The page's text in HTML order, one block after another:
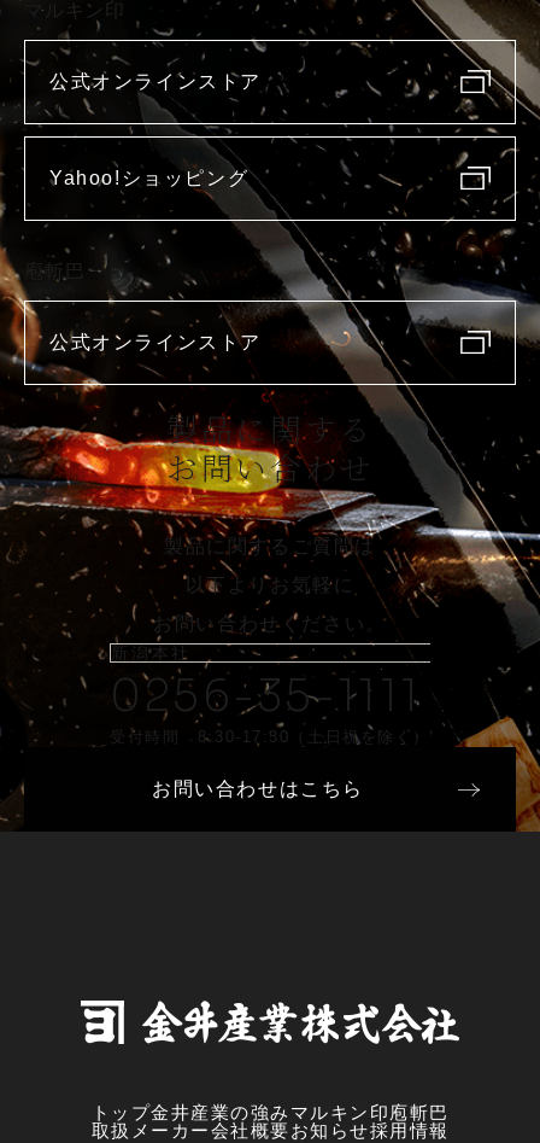
マルキン印
公式オンラインストア
Yahoo!ショッピング
庖斬巴
公式オンラインストア
製品に関する
お問い合わせ
製品に関するご質問は
以下よりお気軽に
お問い合わせください。
新潟本社
0256-35-1111
受付時間 8:30-17:30（土日祝を除く）
お問い合わせはこちら
トップ金井産業の強み マルキン印 庖斬巴
取扱メーカー会社概要お知らせ採用情報